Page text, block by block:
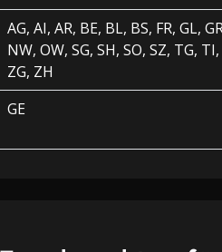
AG, AI, AR, BE, BL, BS, FR, GL,
NW, OW, SG, SH, SO, SZ, TG,
ZG, ZH
GE